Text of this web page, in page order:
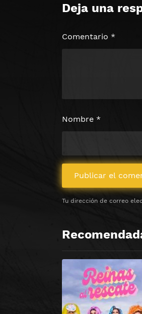
Deja una
Tu dirección de correo
Comentario *
Nombre *